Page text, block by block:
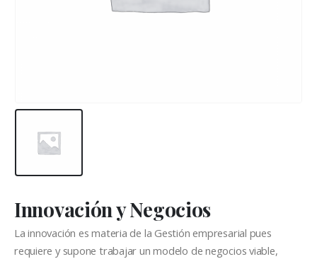
Innovación y Negocios
La innovación es materia de la Gestión empresarial pues
requiere y supone trabajar un modelo de negocios viable,